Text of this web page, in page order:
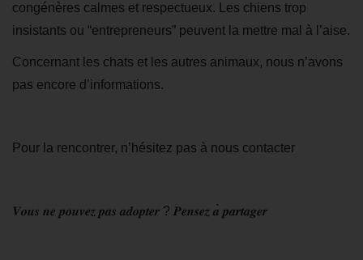
congénères calmes et respectueux. Les chiens trop
insistants ou “entrepreneurs” peuvent la mettre mal à l’aise.
Concernant les chats et les autres animaux, nous n’avons
pas encore d’informations.
Pour la rencontrer, n’hésitez pas à nous contacter
𝑽𝒐𝒖𝒔 𝒏𝒆 𝒑𝒐𝒖𝒗𝒆𝒛 𝒑𝒂𝒔 𝒂𝒅𝒐𝒑𝒕𝒆𝒓 ? 𝑷𝒆𝒏𝒔𝒆𝒛 𝒂 𝒑𝒂𝒓𝒕𝒂𝒈𝒆𝒓